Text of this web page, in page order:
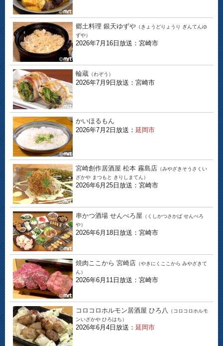
郷土料理 銀天ゆずや （きょうどりょうり ぎんてんゆ
ずや）
2026年7月16日放送：宮崎市
輪蔵 （わぞう）
2026年7月9日放送：宮崎市
かいほるもん
2026年7月2日放送： 延岡市
宮崎創作居酒屋 松本 霧島店 （みやざきそうさくい
ざかや まつもと きりしまてん）
2026年6月25日放送：宮崎市
串かつ酒場 せんべろ屋 （くしかつさかば せんべろ
や）
2026年6月18日放送：宮崎市
焼肉ここから 宮崎店 （やきにくここから みやざきて
ん）
2026年6月11日放送：宮崎市
コロコロホルモン居酒屋 ひろ八
（コロコロホルモ
ンいざかや ひろはち）
2026年6月4日放送： 延岡市